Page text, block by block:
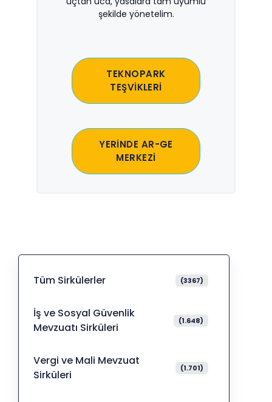
şekilde yönetelim.
TEKNOPARK
TEŞVİKLERİ
YERİNDE AR-GE
MERKEZİ
Tüm Sirkülerler (3367)
İş ve Sosyal Güvenlik
Mevzuatı Sirküleri
(1.648)
Vergi ve Mali Mevzuat
Sirküleri
(1.701)